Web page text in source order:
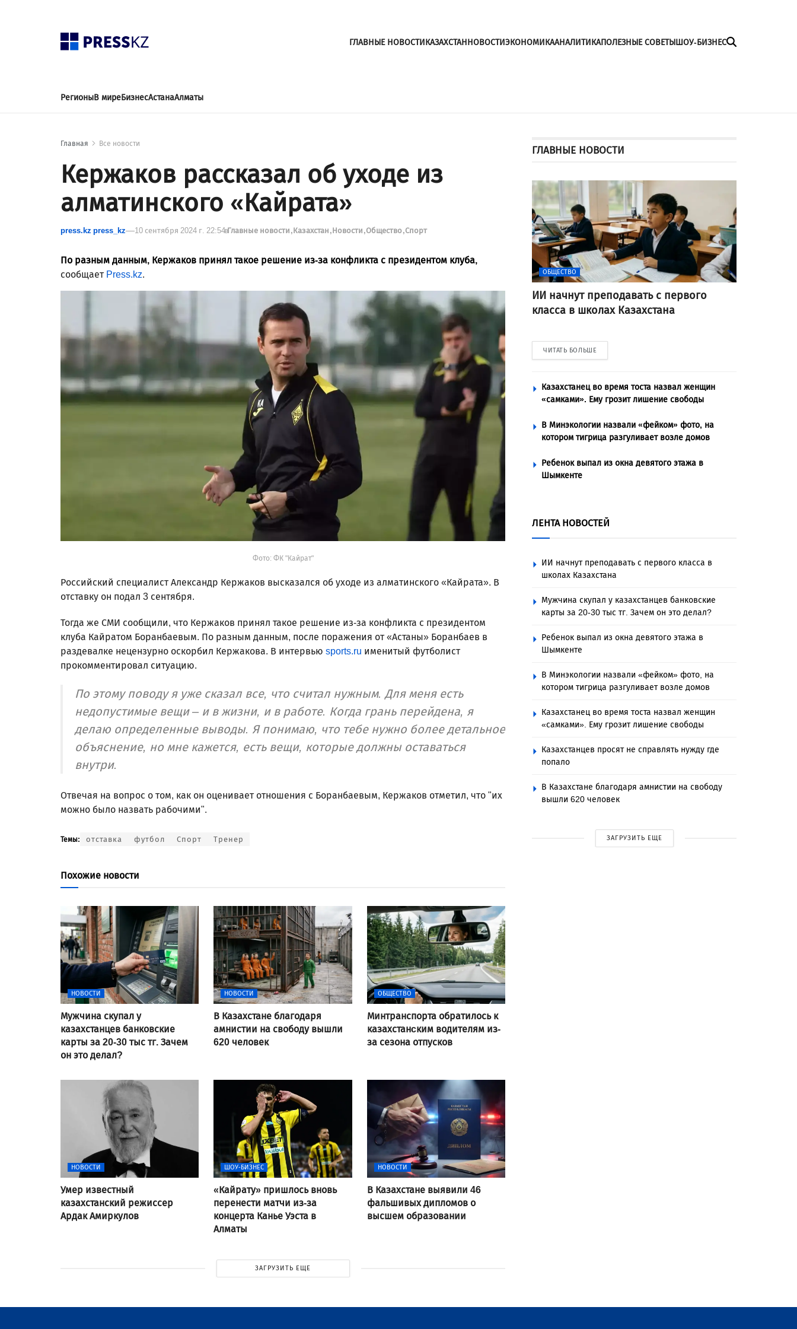
ГЛАВНЫЕ НОВОСТИКАЗАХСТАННОВОСТИЭКОНОМИКААНАЛИТИКАПОЛЕЗНЫЕ СОВЕТЫШОУ-БИЗНЕС
РегионыВ миреБизнесАстанаАлматы
Главная Все новости
Кержаков рассказал об уходе из
алматинского «Кайрата»
press.kz press_kz 10 сентября 2024 г. 22:54вГлавные новости Казахстан НовостиОбществоСпорт
По разным данным, Кержаков принял такое решение из-за конфликта с президентом клуба,
сообщает Press.kz.
Фото: ФК "Кайрат"
Российский специалист Александр Кержаков высказался об уходе из алматинского «Кайрата». В
отставку он подал 3 сентября.
Тогда же СМИ сообщили, что Кержаков принял такое решение из-за конфликта с президентом
клуба Кайратом Боранбаевым. По разным данным, после поражения от «Астаны» Боранбаев в
раздевалке нецензурно оскорбил Кержакова. В интервью sports.ru именитый футболист
прокомментировал ситуацию.
По этому поводу я уже сказал все, что считал нужным. Для меня есть
недопустимые вещи – и в жизни, и в работе. Когда грань перейдена, я
делаю определенные выводы. Я понимаю, что тебе нужно более детальное
объяснение, но мне кажется, есть вещи, которые должны оставаться
внутри.
Отвечая на вопрос о том, как он оценивает отношения с Боранбаевым, Кержаков отметил, что "их
можно было назвать рабочими".
Темы: отставка футбол Спорт Тренер
Похожие новости
НОВОСТИ
Мужчина скупал у
казахстанцев банковские
карты за 20-30 тыс тг. Зачем
он это делал?
НОВОСТИ
В Казахстане благодаря
амнистии на свободу вышли
620 человек
ОБЩЕСТВО
Минтранспорта обратилось к
казахстанcким водителям из-
за сезона отпусков
НОВОСТИ
Умер известный
казахстанский режиссер
Ардак Амиркулов
ШОУ-БИЗНЕС
«Кайрату» пришлось вновь
перенести матчи из-за
концерта Канье Уэста в
Алматы
НОВОСТИ
В Казахстане выявили 46
фальшивых дипломов о
высшем образовании
ЗАГРУЗИТЬ ЕЩЕ
ГЛАВНЫЕ НОВОСТИ
ОБЩЕСТВО
ИИ начнут преподавать с первого
класса в школах Казахстана
ЧИТАТЬ БОЛЬШЕ
Казахстанец во время тоста назвал женщин
«самками». Ему грозит лишение свободы
В Минэкологии назвали «фейком» фото, на
котором тигрица разгуливает возле домов
Ребенок выпал из окна девятого этажа в
Шымкенте
ЛЕНТА НОВОСТЕЙ
ИИ начнут преподавать с первого класса в
школах Казахстана
Мужчина скупал у казахстанцев банковские
карты за 20-30 тыс тг. Зачем он это делал?
Ребенок выпал из окна девятого этажа в
Шымкенте
В Минэкологии назвали «фейком» фото, на
котором тигрица разгуливает возле домов
Казахстанец во время тоста назвал женщин
«самками». Ему грозит лишение свободы
Казахстанцев просят не справлять нужду где
попало
В Казахстане благодаря амнистии на свободу
вышли 620 человек
ЗАГРУЗИТЬ ЕЩЕ